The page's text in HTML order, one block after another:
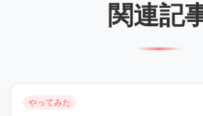
関連記
やってみた